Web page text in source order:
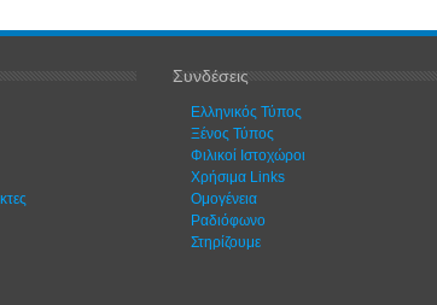
Συνδέσεις
Ελληνικός Τύπος
Ξένος Τύπος
Φιλικοί Ιστοχώροι
Χρήσιμα Links
Ομογένεια
Ραδιόφωνο
Στηρίζουμε